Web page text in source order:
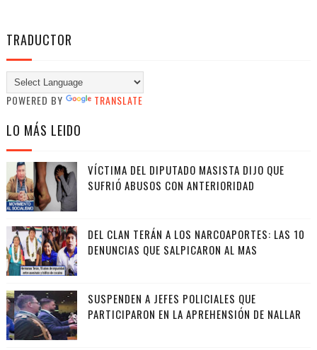
TRADUCTOR
POWERED BY TRANSLATE
LO MÁS LEIDO
VÍCTIMA DEL DIPUTADO MASISTA DIJO QUE
SUFRIÓ ABUSOS CON ANTERIORIDAD
DEL CLAN TERÁN A LOS NARCOAPORTES: LAS 10
DENUNCIAS QUE SALPICARON AL MAS
SUSPENDEN A JEFES POLICIALES QUE
PARTICIPARON EN LA APREHENSIÓN DE NALLAR